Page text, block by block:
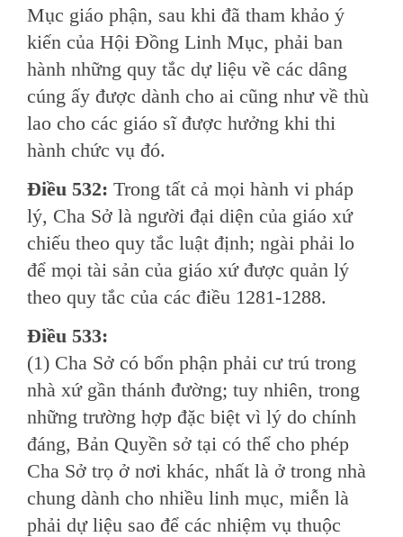
Mục giáo phận, sau khi đã tham khảo ý
kiến của Hội Ðồng Linh Mục, phải ban
hành những quy tắc dự liệu về các dâng
cúng ấy được dành cho ai cũng như về thù
lao cho các giáo sĩ được hưởng khi thi
hành chức vụ đó.
Ðiều 532: Trong tất cả mọi hành vi pháp
lý, Cha Sở là người đại diện của giáo xứ
chiếu theo quy tắc luật định; ngài phải lo
để mọi tài sản của giáo xứ được quản lý
theo quy tắc của các điều 1281-1288.
Ðiều 533:
(1) Cha Sở có bổn phận phải cư trú trong
nhà xứ gần thánh đường; tuy nhiên, trong
những trường hợp đặc biệt vì lý do chính
đáng, Bản Quyền sở tại có thể cho phép
Cha Sở trọ ở nơi khác, nhất là ở trong nhà
chung dành cho nhiều linh mục, miễn là
phải dự liệu sao để các nhiệm vụ thuộc